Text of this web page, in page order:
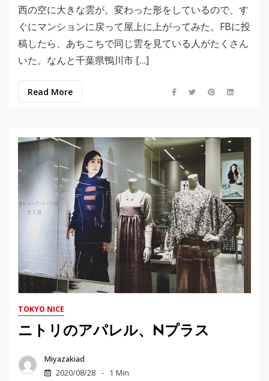
西の空に大きな雲が。変わった形をしているので、す
ぐにマンションに戻って屋上に上がってみた。FBに投
稿したら、あちこちで同じ雲を見ている人がたくさん
いた。なんと千葉県鴨川市 […]
Read More
TOKYO NICE
ニトリのアパレル、Nプラス
Miyazakiad
2020/08/28
1 Min